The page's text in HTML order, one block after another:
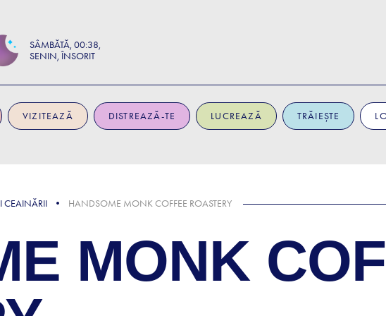
SÂMBĂTĂ 00:38
SENIN, ÎNSORIT
VIZITEAZĂ DISTREAZĂ-TE LUCREAZĂ TRĂIEȘTE
CEAINĂRII HANDSOME MONK COFFEE ROASTERY
MONK